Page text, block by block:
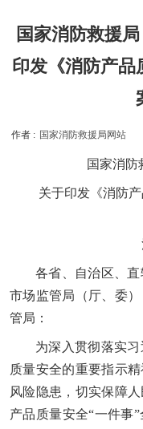
国家消防救援
印发《消防产品
作者 : 国家消防救援局网站
国家消防
关于印发《消防
各省、自治区、直
市场监管局（厅、委
管局：
为深入贯彻落实
质量安全的重要指示
风险隐患，切实保障
产品质量安全“一件事